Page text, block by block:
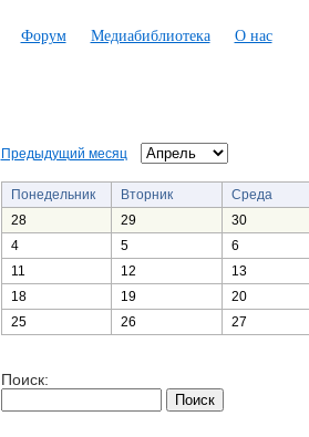
Форум Медиабиблиотека О нас
Предыдущий месяц
Понедельник Вторник Среда
28
29 30
4
5 6
11
12 13
18
19 20
25
26 27
Поиск: